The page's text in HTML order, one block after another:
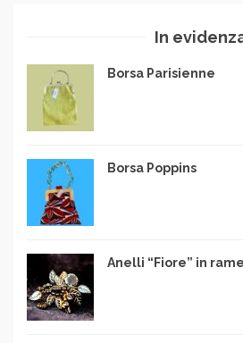
In
Borsa Parisienne
Borsa Poppins
Anelli “Fiore” in